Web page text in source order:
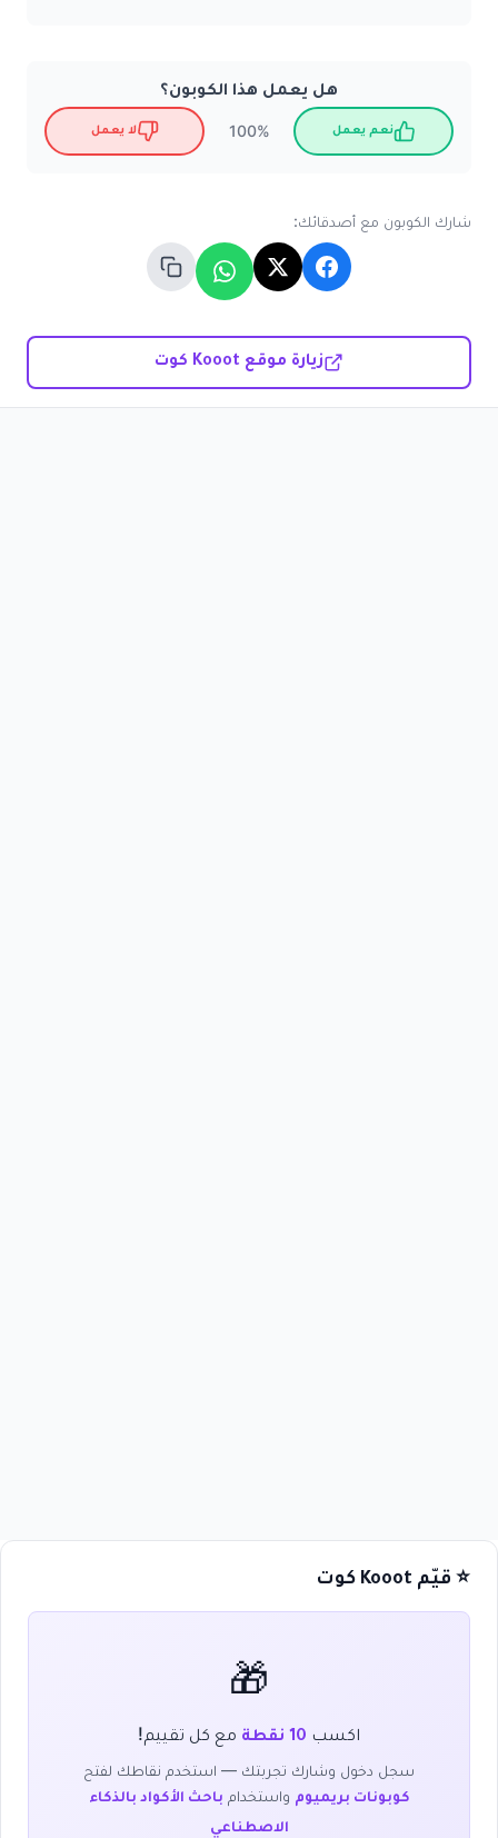
هل يعمل هذا الكوبون؟
نعم يعمل 100% لا يعمل
شارك الكوبون مع أصدقائك:
زيارة موقع Kooot كوت
⭐ قيّم Kooot كوت
🎁
اكسب 10 نقطة مع كل تقييم!
سجل دخول وشارك تجربتك — استخدم نقاطك لفتح
كوبونات بريميوم واستخدام باحث الأكواد بالذكاء
الاصطناعي